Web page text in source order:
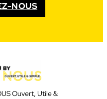
NOUS
Ouvert, Utile &